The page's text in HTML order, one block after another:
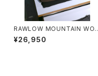
RAWLOW MOUNTAIN WOR
KS / HIKER BAKER PANTS
¥26,950